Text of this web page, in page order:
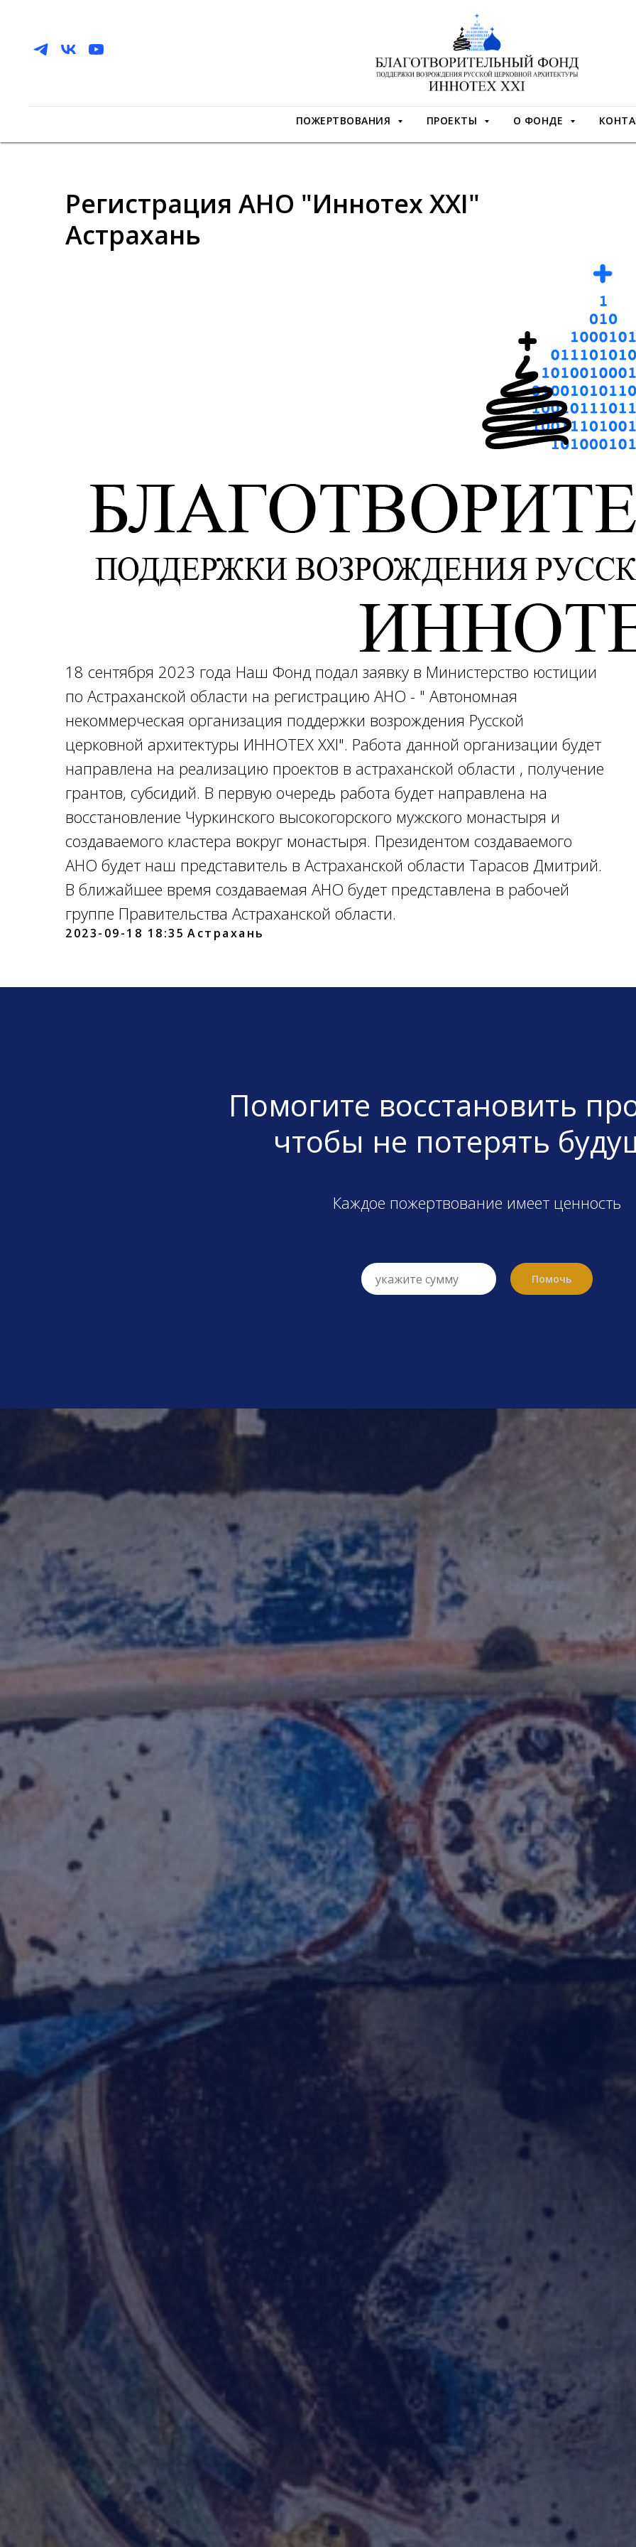
ПОЖЕРТВОВАНИЯ ПРОЕКТЫ О ФОНДЕ
Регистрация АНО "Иннотех XXI"
Астрахань
18 сентября 2023 года Наш Фонд подал заявку в Министерство юстиции
по Астраханской области на регистрацию АНО - " Автономная
некоммерческая организация поддержки возрождения Русской
церковной архитектуры ИННОТЕХ XXI". Работа данной организации будет
направлена на реализацию проектов в астраханской области , получение
грантов, субсидий. В первую очередь работа будет направлена на
восстановление Чуркинского высокогорского мужского монастыря и
создаваемого кластера вокруг монастыря. Президентом создаваемого
АНО будет наш представитель в Астраханской области Тарасов Дмитрий.
В ближайшее время создаваемая АНО будет представлена в рабочей
группе Правительства Астраханской области.
2023-09-18 18:35 Астрахань
Помогите восстановить
чтобы не потерять
Каждое пожертвование имеет ценность
Помочь